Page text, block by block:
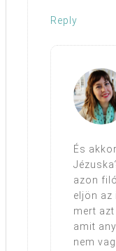
Reply
És
azon
eljön az
mert
amit
nem